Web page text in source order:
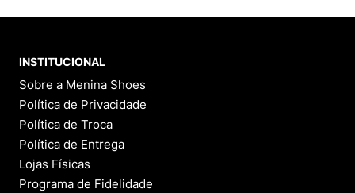
INSTITUCIONAL
Sobre a Menina Shoes
Política de Privacidade
Política de Troca
Política de Entrega
Lojas Físicas
Programa de Fidelidade